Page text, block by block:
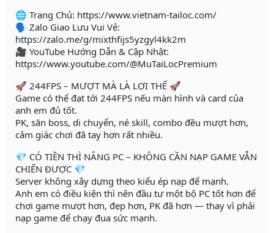
🌐 Trang Chủ: https://www.vietnam-tailoc.com/
🗣️ Zalo Giao Lưu Vui Vẻ:
https://zalo.me/g/mixthfijs5yzgyl4kk2m
🎥 YouTube Hướng Dẫn & Cập Nhật:
https://www.youtube.com/@MuTaiLocPremium
🚀 244FPS – MƯỢT MÀ LÀ LỢI THẾ 🚀
Game có thể đạt tới 244FPS nếu màn hình và card của
anh em đủ tốt.
PK, săn boss, di chuyển, né skill, combo đều mượt hơn,
cảm giác chơi đã tay hơn rất nhiều.
💎 CÓ TIỀN THÌ NÂNG PC – KHÔNG CẦN NẠP GAME VẪN
CHIẾN ĐƯỢC 💎
Server không xây dựng theo kiểu ép nạp để mạnh.
Anh em có điều kiện thì nên đầu tư một bộ PC tốt hơn để
chơi game mượt hơn, đẹp hơn, PK đã hơn — thay vì phải
nạp game để chạy đua sức mạnh.